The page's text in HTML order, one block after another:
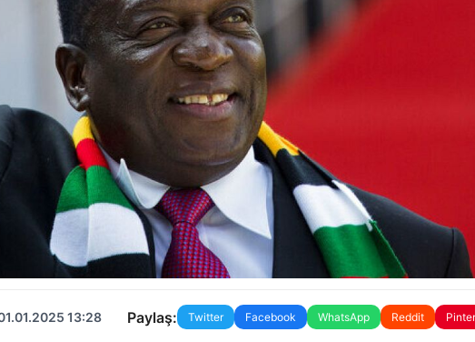
13:28 Paylaş: Twitter Facebook WhatsApp Reddit